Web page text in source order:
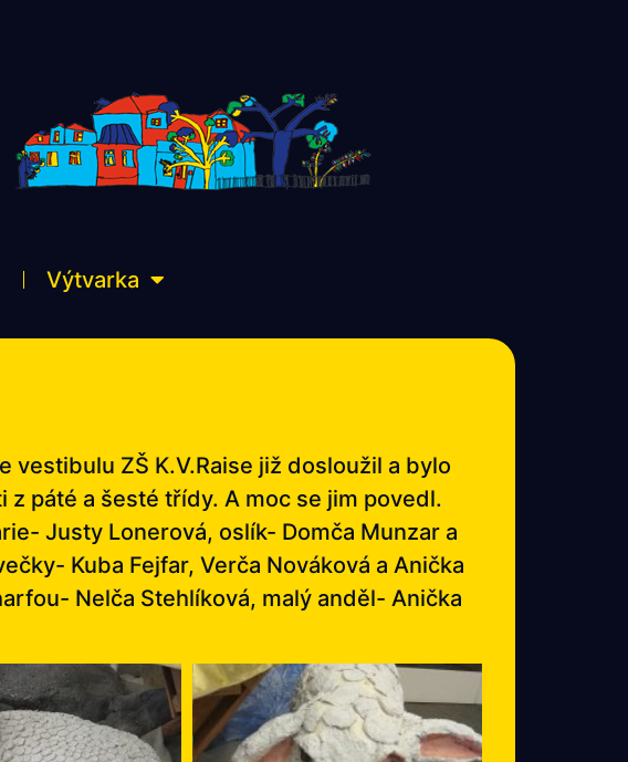
Výtvarka
ZŠ K.V.Raise již dosloužil a bylo
páté a šesté třídy. A moc se jim povedl.
Justy Lonerová, oslík- Domča Munzar a
Kuba Fejfar, Verča Nováková a Anička
Nelča Stehlíková, malý anděl- Anička